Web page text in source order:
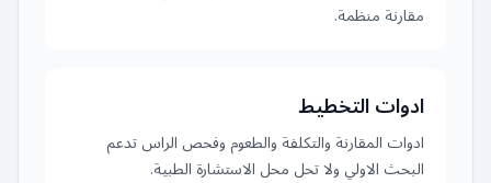
مقارنة منظمة.
ادوات التخطيط
ادوات المقارنة والتكلفة والطعوم وفحص الراس تدعم
البحث الاولي ولا تحل محل الاستشارة الطبية.